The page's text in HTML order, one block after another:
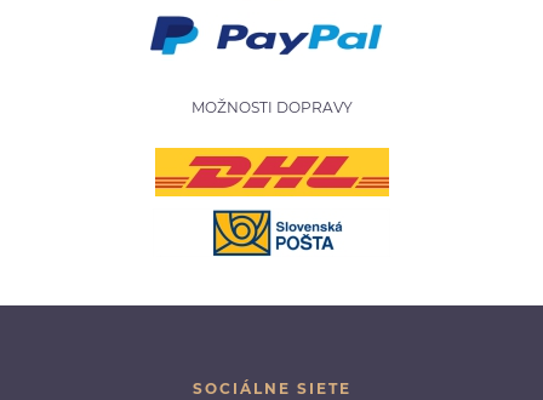
MOŽNOSTI DOPRAVY
SOCIÁLNE SIETE